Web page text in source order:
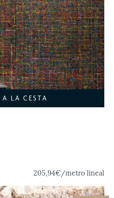
LA CESTA
205,94€/metro lineal